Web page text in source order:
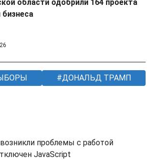
области одобрили 164 проекта
ДОНАЛЬД ТРАМП
проблемы с работой
JavaScript